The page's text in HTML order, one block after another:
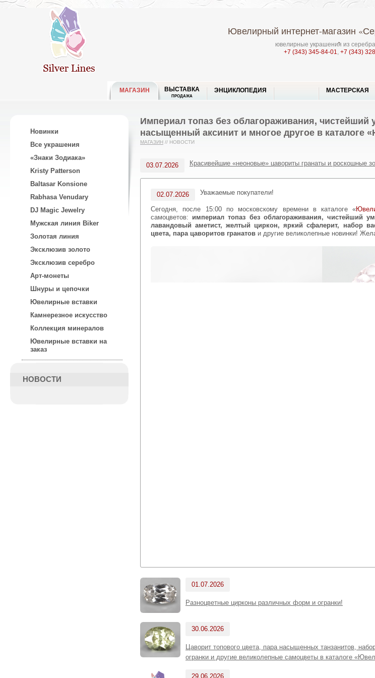
Ювелирный интернет-магазин
ювелирные украшения из
+7 (343) 345-84-01, +7 (343)
МАГАЗИН ВЫСТАВКА
ПРОДАЖА
ЭНЦИКЛОПЕДИЯ МАСТЕРСКАЯ
Новинки
Все украшения
«Знаки Зодиака»
Kristy Patterson
Baltasar Konsione
Rabhasa Venudary
DJ Magic Jewelry
Мужская линия Biker
Золотая линия
Эксклюзив золото
Эксклюзив серебро
Арт-монеты
Шнуры и цепочки
Ювелирные вставки
Камнерезное искусство
Коллекция минералов
Ювелирные вставки на
заказ
НОВОСТИ
Империал топаз без облагораживания, чистейший
насыщенный аксинит и многое другое в каталоге
МАГАЗИН // НОВОСТИ
03.07.2026 Красивейшие «неоновые» цавориты гранаты и роскошные
02.07.2026 Уважаемые покупатели!
Сегодня, после 15:00 по московскому времени в каталоге «
самоцветов: империал топаз без облагораживания, чистейший
лавандовый аметист, желтый циркон, яркий сфалерит, набор
цвета, пара цаворитов гранатов и другие великолепные новинки!
01.07.2026
Разноцветные цирконы различных форм и огранки!
30.06.2026
Цаворит топового цвета, пара насыщенных танзанитов,
огранки и другие великолепные самоцветы в каталоге
29.06.2026